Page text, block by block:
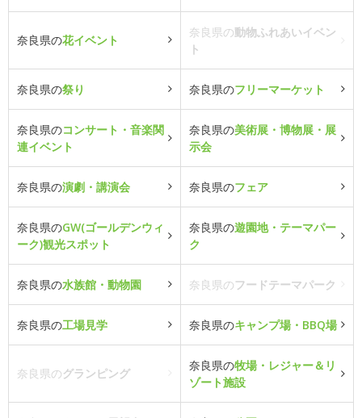
奈良県の花イベント
奈良県の動物ふれあいイベン
ト
奈良県の祭り 奈良県のフリーマーケット
奈良県のコンサート・音楽関
連イベント
奈良県の美術展・博物展・展
示会
奈良県の演劇・講演会 奈良県のフェア
奈良県のGW(ゴールデンウィ
ーク)観光スポット
奈良県の遊園地・テーマパー
ク
奈良県の水族館・動物園 奈良県のフードテーマパーク
奈良県の工場見学 奈良県のキャンプ場・BBQ場
奈良県のグランピング
奈良県の牧場・レジャー＆リ
ゾート施設